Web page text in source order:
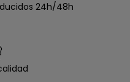
24h/48h